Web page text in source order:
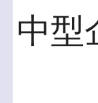
中型